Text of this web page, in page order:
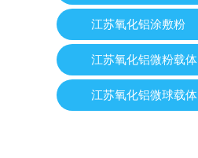
江苏氧化铝涂敷粉
江苏氧化铝微粉载体
江苏氧化铝微球载体